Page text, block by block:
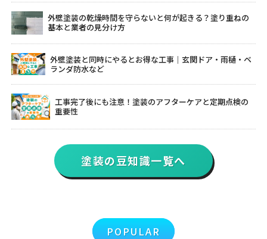
外壁塗装の乾燥時間を守らないと何が起きる？塗り重ねの
基本と業者の見分け方
外壁塗装と同時にやるとお得な工事｜玄関ドア・雨樋・ベ
ランダ防水など
工事完了後にも注意！塗装のアフターケアと定期点検の
重要性
塗装の豆知識一覧へ
POPULAR